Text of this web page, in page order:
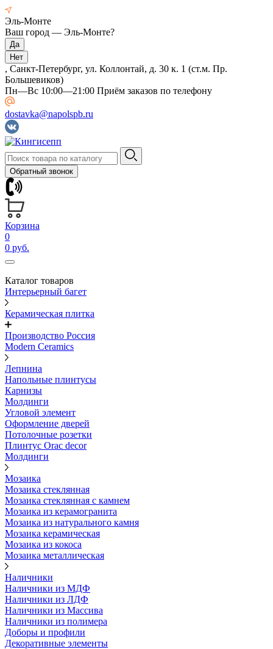
Эль-Монте
Ваш город — Эль-Монте?
, Санкт-Петербург, ул. Коллонтай, д. 30 к. 1 (ст.м. Пр.
Большевиков)
Пн—Вс 10:00—21:00 Приём заказов по телефону
dostavka@napolspb.ru
Обратный звонок
Корзина
0
0 руб.
Каталог товаров
Интерьерный багет
Керамическая плитка
Производство Россия
Modern Ceramics
Лепнина
Напольные плинтусы
Карнизы
Молдинги
Угловой элемент
Оформление дверей
Потолочные розетки
Плинтус Orac decor
Молдинги
Мозаика
Мозаика стеклянная
Мозаика стеклянная с камнем
Мозаика из керамогранита
Мозаика из натурального камня
Мозаика керамическая
Мозаика из кокоса
Мозаика металлическая
Наличники
Наличники из МДФ
Наличники из ЛДФ
Наличники из Массива
Наличники из полимера
Доборы и профили
Декоративные элементы